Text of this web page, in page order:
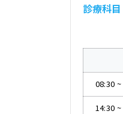
診療科目
08:30 ~
14:30 ~